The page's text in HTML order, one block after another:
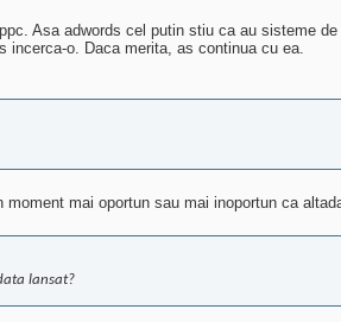
Asa adwords cel putin stiu ca au sisteme
o. Daca merita, as continua cu ea.
mai oportun sau mai inoportun ca
lansat?